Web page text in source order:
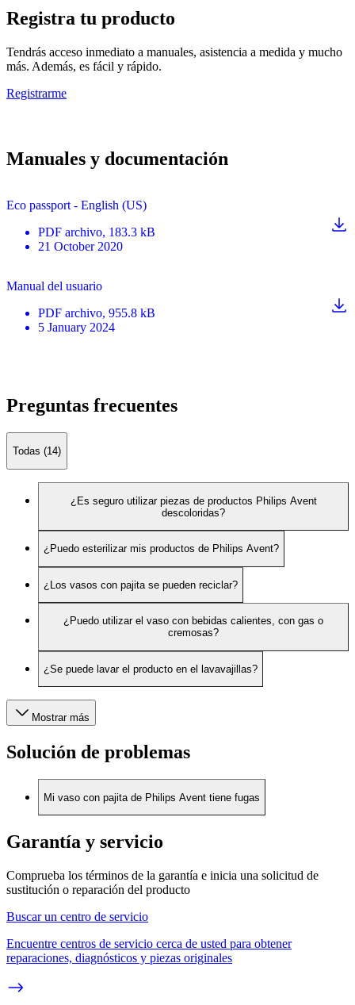
Registra tu producto
Tendrás acceso inmediato a manuales, asistencia a medida y mucho
más. Además, es fácil y rápido.
Registrarme
Manuales y documentación
Eco passport - English (US)
PDF archivo, 183.3 kB
21 October 2020
Manual del usuario
PDF archivo, 955.8 kB
5 January 2024
Preguntas frecuentes
Todas (14)
¿Es seguro utilizar piezas de productos Philips Avent
descoloridas?
¿Puedo esterilizar mis productos de Philips Avent?
¿Los vasos con pajita se pueden reciclar?
¿Puedo utilizar el vaso con bebidas calientes, con gas o
cremosas?
¿Se puede lavar el producto en el lavavajillas?
Mostrar más
Solución de problemas
Mi vaso con pajita de Philips Avent tiene fugas
Garantía y servicio
Comprueba los términos de la garantía e inicia una solicitud de
sustitución o reparación del producto
Buscar un centro de servicio
Encuentre centros de servicio cerca de usted para obtener
reparaciones, diagnósticos y piezas originales